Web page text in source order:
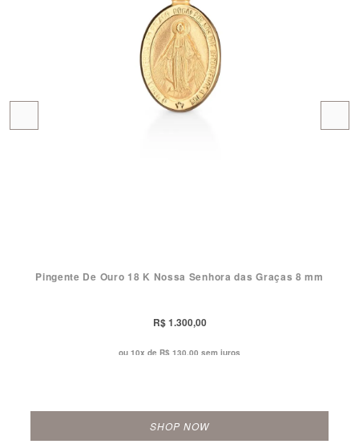
Pingente De Ouro 18 K Nossa Senhora das Graças 8 mm
R$ 1.300,00
ou 10x de R$ 130,00 sem juros
SHOP NOW